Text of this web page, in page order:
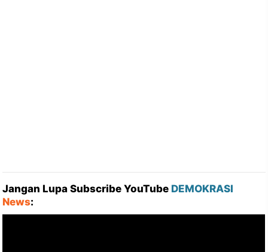
Jangan Lupa Subscribe YouTube DEMOKRASI
News: